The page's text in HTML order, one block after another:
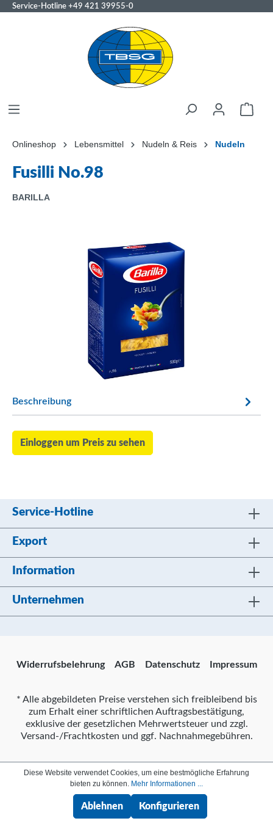
Service-Hotline +49 421 39955-0
Onlineshop Lebensmittel Nudeln & Reis Nudeln
Fusilli No.98
BARILLA
Beschreibung
Einloggen um Preis zu sehen
Service-Hotline
Export
Information
Unternehmen
Widerrufsbelehrung AGB Datenschutz Impressum
* Alle abgebildeten Preise verstehen sich freibleibend bis
zum Erhalt einer schriftlichen Auftragsbestätigung,
exklusive der gesetzlichen Mehrwertsteuer und zzgl.
Versand-/Frachtkosten und ggf. Nachnahmegebühren.
Diese Website verwendet Cookies, um eine bestmögliche Erfahrung
bieten zu können. Mehr Informationen ...
Ablehnen Konfigurieren